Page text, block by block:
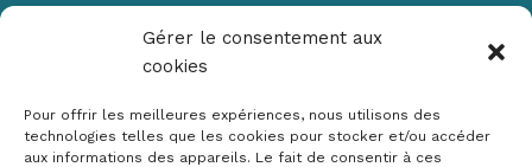
Gérer le consentement aux
cookies
Pour offrir les meilleures expériences, nous utilisons des
technologies telles que les cookies pour stocker et/ou accéder
aux informations des appareils. Le fait de consentir à ces
Bâtiment Laennec
13100 Aix-en-Provence
✉ contact@crige-paca.org